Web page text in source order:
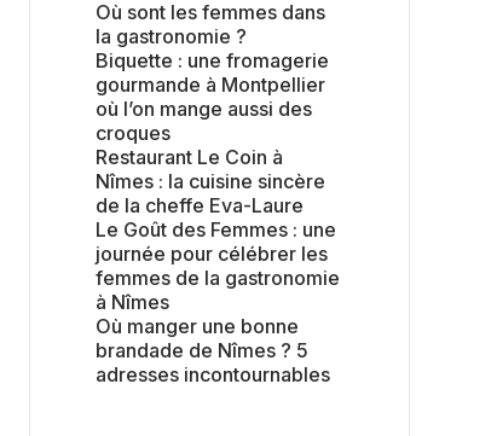
Où sont les femmes dans
la gastronomie ?
Biquette : une fromagerie
gourmande à Montpellier
où l’on mange aussi des
croques
Restaurant Le Coin à
Nîmes : la cuisine sincère
de la cheffe Eva-Laure
Le Goût des Femmes : une
journée pour célébrer les
femmes de la gastronomie
à Nîmes
Où manger une bonne
brandade de Nîmes ? 5
adresses incontournables